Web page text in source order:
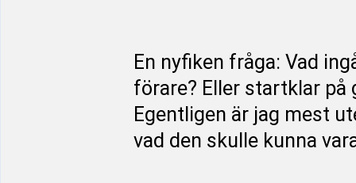
En nyfiken fråga: Vad
förare? Eller startklar på
Egentligen är jag mest
vad den skulle kunna